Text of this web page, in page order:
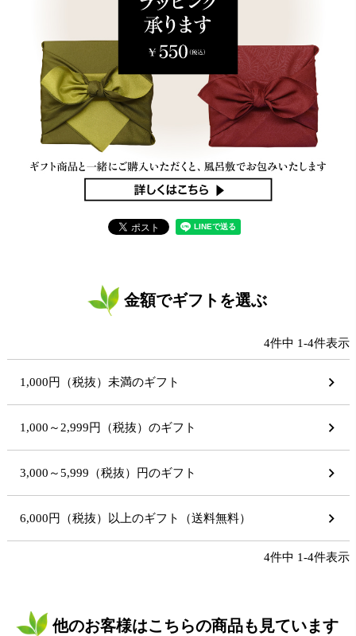
金額でギフトを選ぶ
4件中 1-4件表示
1,000円（税抜）未満のギフト
1,000～2,999円（税抜）のギフト
3,000～5,999（税抜）円のギフト
6,000円（税抜）以上のギフト（送料無料）
4件中 1-4件表示
他のお客様はこちらの商品も見ています